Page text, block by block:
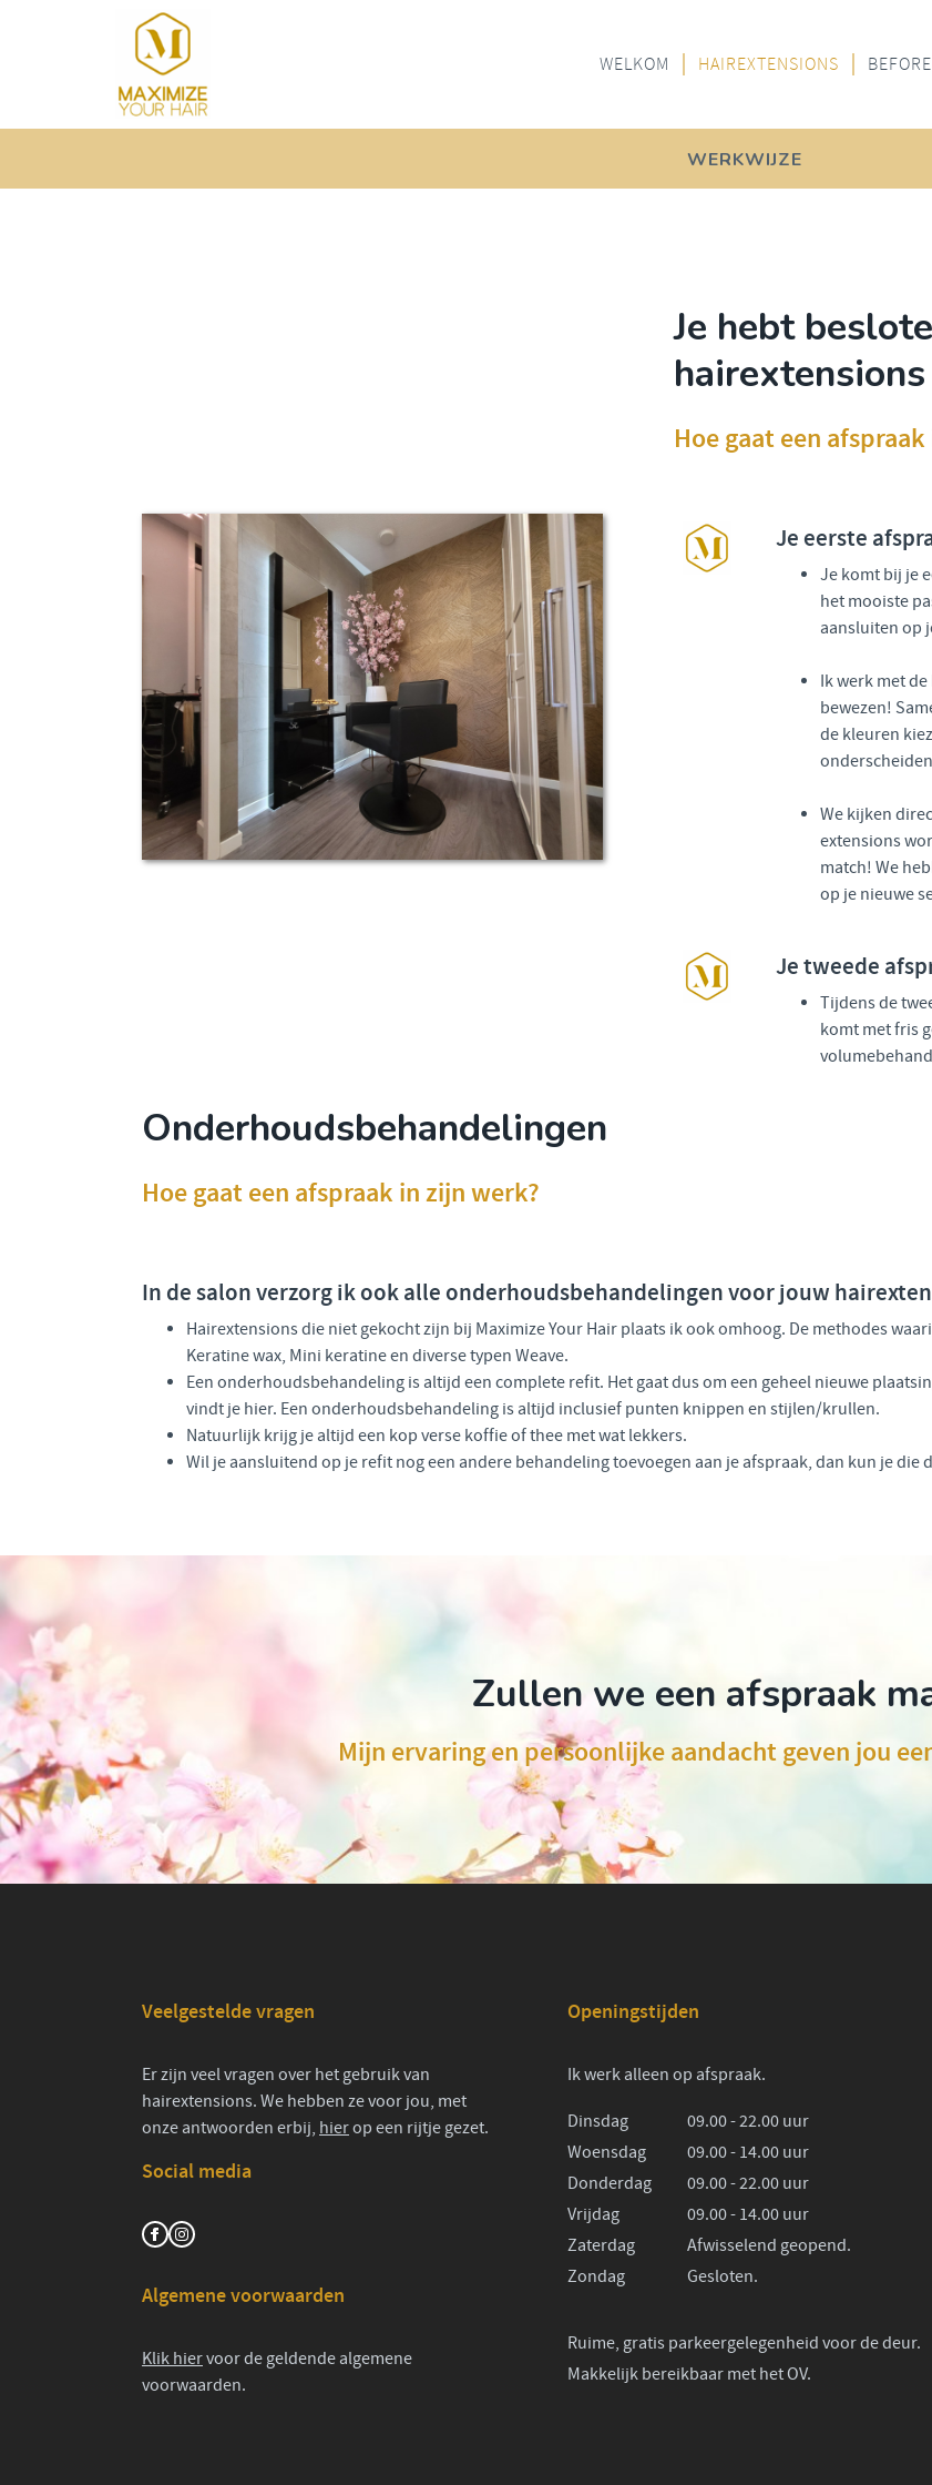
WELKOM HAIREXTENSIONS
WERKWIJZE
Je hebt
Hoe gaat een
Je eerste
Je komt bij je
het mooiste
aansluiten op
Ik werk met
bewezen!
de kleuren
We kijken
extensions
match! We
op je nieuwe
Je tweede
Tijdens de
komt met fris
Onderhoudsbehandelingen
Hoe gaat een afspraak in zijn werk?
In de salon verzorg ik ook alle onderhoudsbehandelingen voor jouw
Hairextensions die niet gekocht zijn bij Maximize Your Hair plaats ik ook omhoog. De methodes
Keratine wax, Mini keratine en diverse typen Weave.
Een onderhoudsbehandeling is altijd een complete refit. Het gaat dus om een geheel nieuwe
vindt je hier. Een onderhoudsbehandeling is altijd inclusief punten knippen en stijlen/krullen.
Natuurlijk krijg je altijd een kop verse koffie of thee met wat lekkers.
Wil je aansluitend op je refit nog een andere behandeling toevoegen aan je afspraak, dan kun je
Zullen we een afspraak
Mijn ervaring en persoonlijke aandacht geven jou
Veelgestelde vragen
Er zijn veel vragen over het gebruik van
hairextensions. We hebben ze voor jou, met
onze antwoorden erbij, hierop een rijtje gezet.
Social media
Algemene voorwaarden
Klik hiervoor de geldende algemene
voorwaarden.
Openingstijden
Ik werk alleen op afspraak.
Dinsdag
Woensdag
Donderdag
Vrijdag
09.00 - 22.00 uur
09.00 - 14.00 uur
09.00 - 22.00 uur
09.00 - 14.00 uur
Zaterdag
Afwisselend geopend.
Zondag
Gesloten.
Ruime, gratis parkeergelegenheid voor de deur.
Makkelijk bereikbaar met het OV.